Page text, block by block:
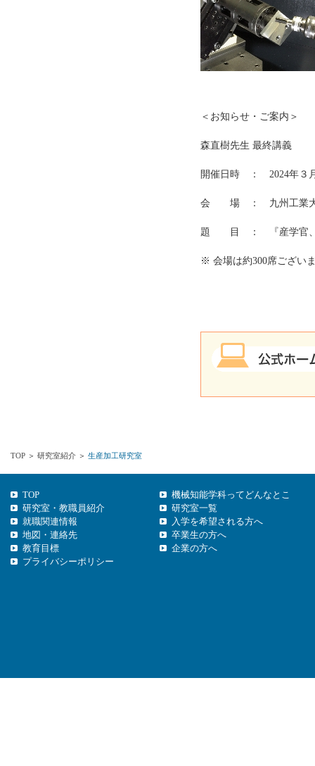
＜お知らせ・ご案内＞
森直樹先生 最終講義
開催日時 ： 2024年３
会 場 ： 九州工業大
題 目 ： 『産学官、す
※ 会場は約300席ござい
TOP ＞ 研究室紹介 ＞ 生産加工研究室
TOP
研究室・教職員紹介
就職関連情報
地図・連絡先
教育目標
プライバシーポリシー
機械知能学科ってどんなとこ
研究室一覧
入学を希望される方へ
卒業生の方へ
企業の方へ